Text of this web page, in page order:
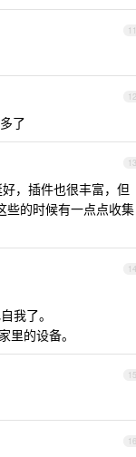
11
12
了
13
，插件也很丰富，但
些的时候有一点点收集
14
我了。
的设备。
15
16